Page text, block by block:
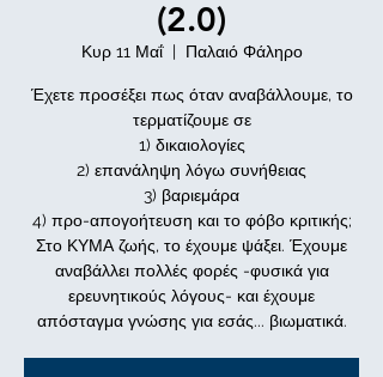
(2.0)
Κυρ 11 Μαΐ
  |
Παλαιό Φάληρο
Έχετε προσέξει πως όταν αναβάλλουμε, το
τερματίζουμε σε
1) δικαιολογίες
2) επανάληψη λόγω συνήθειας
3) βαριεμάρα
4) προ-απογοήτευση και το φόβο κριτικής;
Στο ΚΥΜΑ ζωής, το έχουμε ψάξει. Έχουμε
αναβάλλει πολλές φορές -φυσικά για
ερευνητικούς λόγους- και έχουμε
απόσταγμα γνώσης για εσάς... βιωματικά.